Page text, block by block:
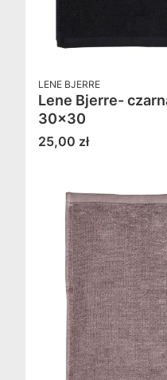
PRODUCENT
LENE BJERRE
Lene Bjerre- czarna
30x30
Cena
25,00 zł